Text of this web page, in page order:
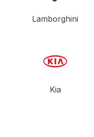
Lamborghini
Kia